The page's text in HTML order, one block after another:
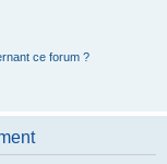
ce forum ?